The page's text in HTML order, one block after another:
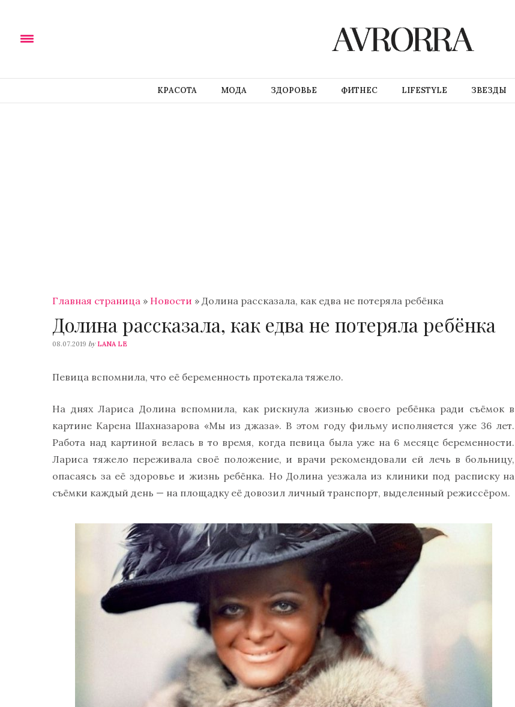
КРАСОТА МОДА ЗДОРОВЬЕ ФИТНЕС LIFESTYLE ЗВЕЗДЫ
Главная страница » Новости » Долина рассказала, как едва не потеряла ребёнка
Долина рассказала, как едва не потеряла ребёнка
08.07.2019 by LANA LE
Певица вспомнила, что её беременность протекала тяжело.
На днях Лариса Долина вспомнила, как рискнула жизнью своего ребёнка ради съёмок в
картине Карена Шахназарова «Мы из джаза». В этом году фильму исполняется уже 36 лет.
Работа над картиной велась в то время, когда певица была уже на 6 месяце беременности.
Лариса тяжело переживала своё положение, и врачи рекомендовали ей лечь в больницу,
опасаясь за её здоровье и жизнь ребёнка. Но Долина уезжала из клиники под расписку на
съёмки каждый день — на площадку её довозил личный транспорт, выделенный режиссёром.